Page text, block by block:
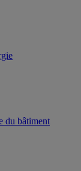
du bâtiment